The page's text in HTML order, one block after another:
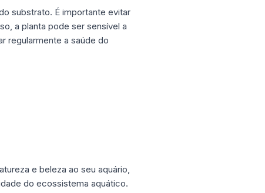
substrato. É importante evitar
a planta pode ser sensível a
regularmente a saúde do
e beleza ao seu aquário,
do ecossistema aquático.